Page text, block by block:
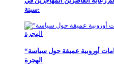
سبتة:
“إلباييس”: أزمة سبتة تكشف انقسامات أوروبية عميقة حول سياسة
الهجرة